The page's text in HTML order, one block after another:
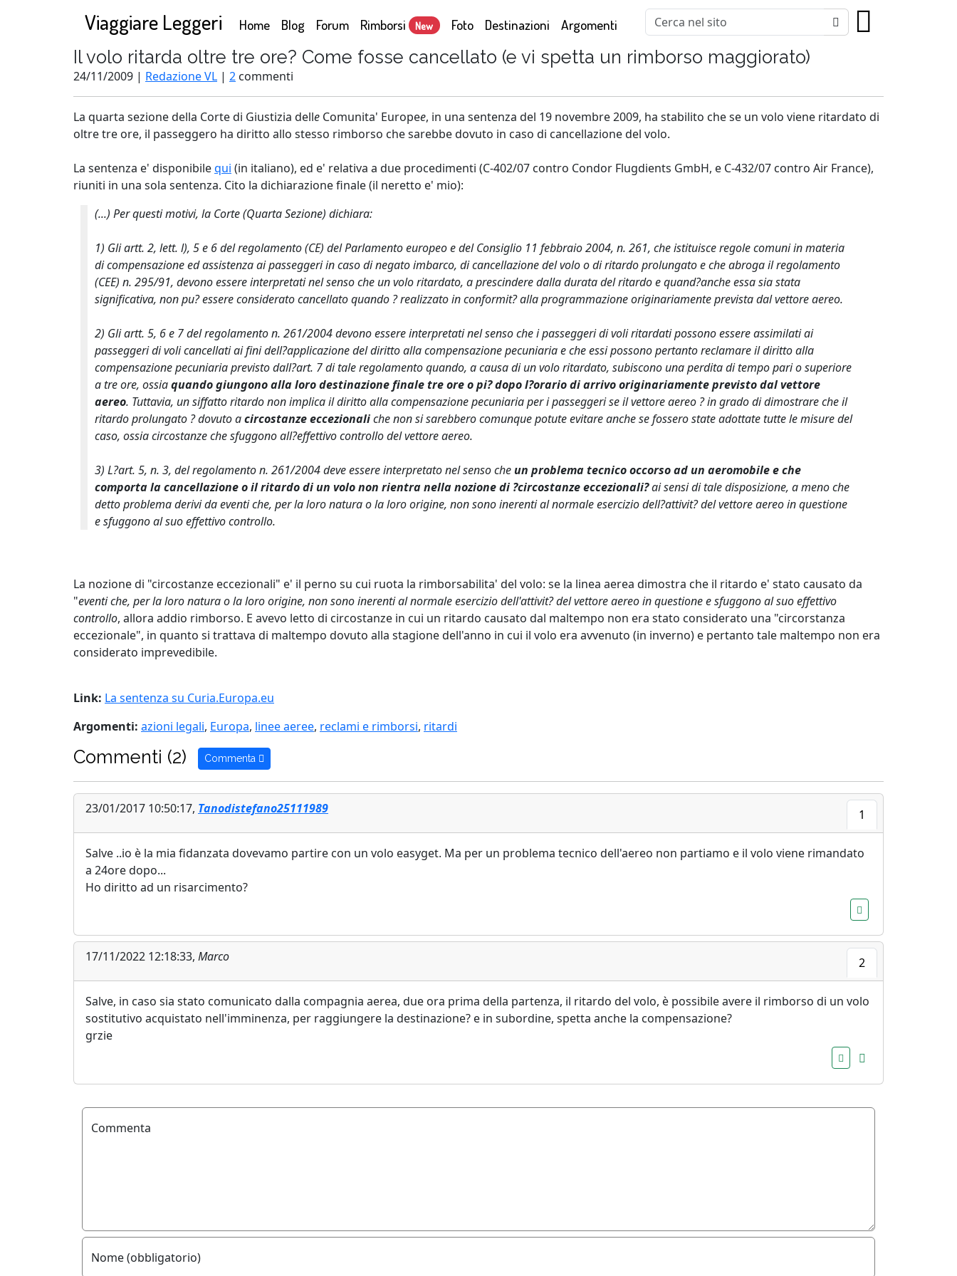
Viaggiare Leggeri Home(current)
Blog Forum Rimborsi New Foto Destinazioni Argomenti
Il volo ritarda oltre tre ore? Come fosse cancellato (e vi spetta un rimborso maggiorato)
24/11/2009 | Redazione VL | 2 commenti
La quarta sezione della Corte di Giustizia delle Comunita' Europee, in una sentenza del 19 novembre 2009, ha stabilito che se un volo viene ritardato di
oltre tre ore, il passeggero ha diritto allo stesso rimborso che sarebbe dovuto in caso di cancellazione del volo.
La sentenza e' disponibilequi (in italiano), ed e' relativa a due procedimenti (C-402/07 contro Condor Flugdients GmbH, e C-432/07 contro Air France),
riuniti in una sola sentenza. Cito la dichiarazione finale (il neretto e' mio):
(...) Per questi motivi, la Corte (Quarta Sezione) dichiara:
1) Gli artt. 2, lett. l), 5 e 6 del regolamento (CE) del Parlamento europeo e del Consiglio 11 febbraio 2004, n. 261, che istituisce regole comuni in materia
di compensazione ed assistenza ai passeggeri in caso di negato imbarco, di cancellazione del volo o di ritardo prolungato e che abroga il regolamento
(CEE) n. 295/91, devono essere interpretati nel senso che un volo ritardato, a prescindere dalla durata del ritardo e quand?anche essa sia stata
significativa, non pu? essere considerato cancellato quando ? realizzato in conformit? alla programmazione originariamente prevista dal vettore aereo.
2) Gli artt. 5, 6 e 7 del regolamento n. 261/2004 devono essere interpretati nel senso che i passeggeri di voli ritardati possono essere assimilati ai
passeggeri di voli cancellati ai fini dell?applicazione del diritto alla compensazione pecuniaria e che essi possono pertanto reclamare il diritto alla
compensazione pecuniaria previsto dall?art. 7 di tale regolamento quando, a causa di un volo ritardato, subiscono una perdita di tempo pari o superiore
a tre ore, ossiaquando giungono alla loro destinazione finale tre ore o pi? dopo l?orario di arrivo originariamente previsto dal vettore
aereo. Tuttavia, un siffatto ritardo non implica il diritto alla compensazione pecuniaria per i passeggeri se il vettore aereo ? in grado di dimostrare che il
ritardo prolungato ? dovuto acircostanze eccezionaliche non si sarebbero comunque potute evitare anche se fossero state adottate tutte le misure del
caso, ossia circostanze che sfuggono all?effettivo controllo del vettore aereo.
3) L?art. 5, n. 3, del regolamento n. 261/2004 deve essere interpretato nel senso cheun problema tecnico occorso ad un aeromobile e che
comporta la cancellazione o il ritardo di un volo non rientra nella nozione di ?circostanze eccezionali?ai sensi di tale disposizione, a meno che
detto problema derivi da eventi che, per la loro natura o la loro origine, non sono inerenti al normale esercizio dell?attivit? del vettore aereo in questione
e sfuggono al suo effettivo controllo.
La nozione di "circostanze eccezionali" e' il perno su cui ruota la rimborsabilita' del volo: se la linea aerea dimostra che il ritardo e' stato causato da
"eventi che, per la loro natura o la loro origine, non sono inerenti al normale esercizio dell'attivit? del vettore aereo in questione e sfuggono al suo effettivo
controllo, allora addio rimborso. E avevo letto di circostanze in cui un ritardo causato dal maltempo non era stato considerato una "circorstanza
eccezionale", in quanto si trattava di maltempo dovuto alla stagione dell'anno in cui il volo era avvenuto (in inverno) e pertanto tale maltempo non era
considerato imprevedibile.
Link: La sentenza su Curia.Europa.eu
Argomenti: azioni legali, Europa, linee aeree, reclami e rimborsi, ritardi
Commenti (2) Commenta
23/01/2017 10:50:17, Tanodistefano25111989 1
Salve ..io è la mia fidanzata dovevamo partire con un volo easyget. Ma per un problema tecnico dell'aereo non partiamo e il volo viene rimandato
a 24ore dopo...
Ho diritto ad un risarcimento?
17/11/2022 12:18:33, Marco 2
Salve, in caso sia stato comunicato dalla compagnia aerea, due ora prima della partenza, il ritardo del volo, è possibile avere il rimborso di un volo
sostitutivo acquistato nell'imminenza, per raggiungere la destinazione? e in subordine, spetta anche la compensazione?
grzie
Commenta
Nome (obbligatorio)